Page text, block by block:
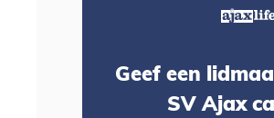
Geef een
SV Ajax